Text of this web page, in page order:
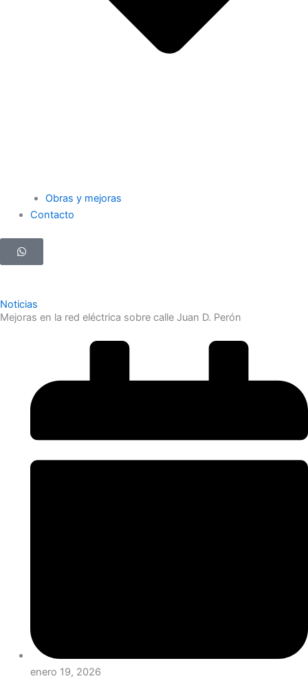
Obras y mejoras
Contacto
Noticias
Mejoras en la red eléctrica sobre calle Juan D. Perón
enero 19, 2026